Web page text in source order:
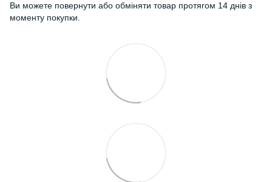
Ви можете повернути або обміняти товар протягом 14 днів з
моменту покупки.